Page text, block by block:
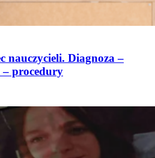
nauczycieli. Diagnoza –
procedury